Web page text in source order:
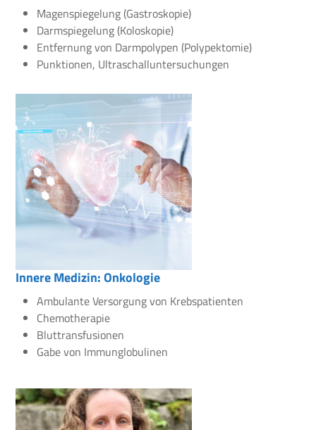
Magenspiegelung (Gastroskopie)
Darmspiegelung (Koloskopie)
Entfernung von Darmpolypen (Polypektomie)
Punktionen, Ultraschalluntersuchungen
Innere Medizin: Onkologie
Ambulante Versorgung von Krebspatienten
Chemotherapie
Bluttransfusionen
Gabe von Immunglobulinen